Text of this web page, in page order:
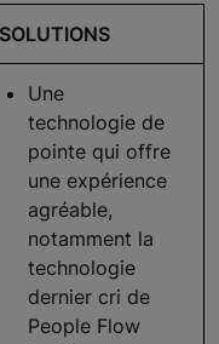
SOLUTIONS
Une
technologie de
pointe qui offre
une expérience
agréable,
notamment la
technologie
dernier cri de
People Flow